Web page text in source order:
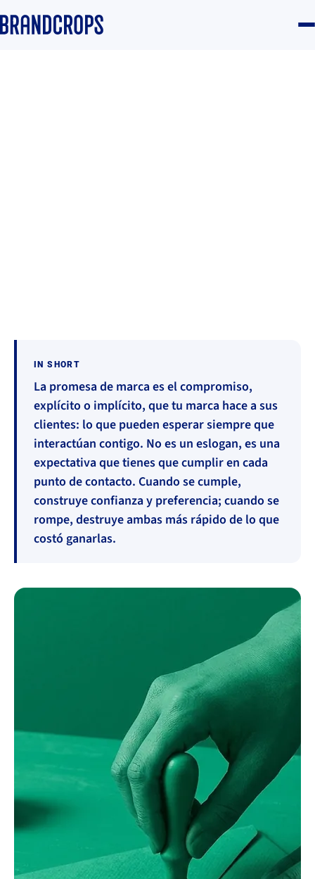
IN SHORT
La promesa de marca es el compromiso,
explícito o implícito, que tu marca hace a sus
clientes: lo que pueden esperar siempre que
interactúan contigo. No es un eslogan, es una
expectativa que tienes que cumplir en cada
punto de contacto. Cuando se cumple,
construye confianza y preferencia; cuando se
rompe, destruye ambas más rápido de lo que
costó ganarlas.